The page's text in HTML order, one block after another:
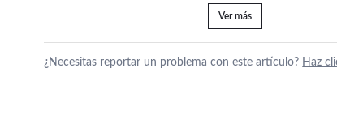
Ver más
¿Necesitas reportar un problema con este artículo? Haz